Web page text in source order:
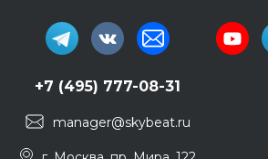
+7 (495) 777-08-31
manager@skybeat.ru